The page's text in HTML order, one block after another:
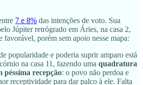
7 e 8% das intenções de voto. Sua
Júpiter retrógrado em Áries, na casa 2,
favorável, porém sem apoio nesse mapa:
popularidade e poderia suprir amparo está
na casa 11, fazendo uma quadratura
péssima recepção: o povo não perdoa e
receptividade para dar palco à ele. Falta